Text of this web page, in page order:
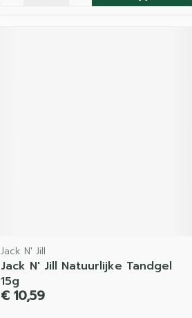
Jack N' Jill
Jack N' Jill Natuurlijke Tandgel
15g
€ 10,59